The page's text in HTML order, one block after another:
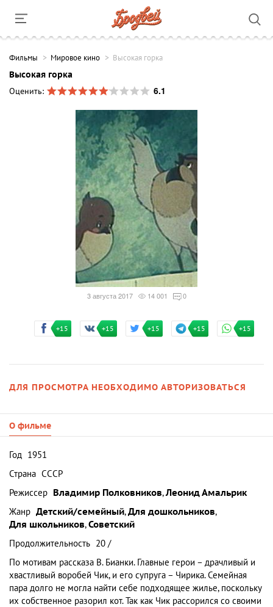
Фильмы Мировое кино Высокая горка
Высокая горка
Оценить:
6.1
3 августа 2017 14 001 0
+15 +15 +15 +15 +15
ДЛЯ ПРОСМОТРА НЕОБХОДИМО АВТОРИЗОВАТЬСЯ
О фильме
Год 1951
Страна СССР
Режиссер Владимир Полковников,Леонид Амальрик
Жанр Детский/семейный,Для дошкольников,
Для школьников,Советский
Продолжительность 20 /
По мотивам рассказа В. Бианки. Главные герои – драчливый и
хвастливый воробей Чик, и его супруга – Чирика. Семейная
пара долго не могла найти себе подходящее жилье, поскольку
их собственное разорил кот. Так как Чик рассорился со своими